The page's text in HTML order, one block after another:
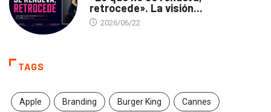
retrocede». La visión...
2026/06/22
TAGS
Apple Branding Burger King Cannes